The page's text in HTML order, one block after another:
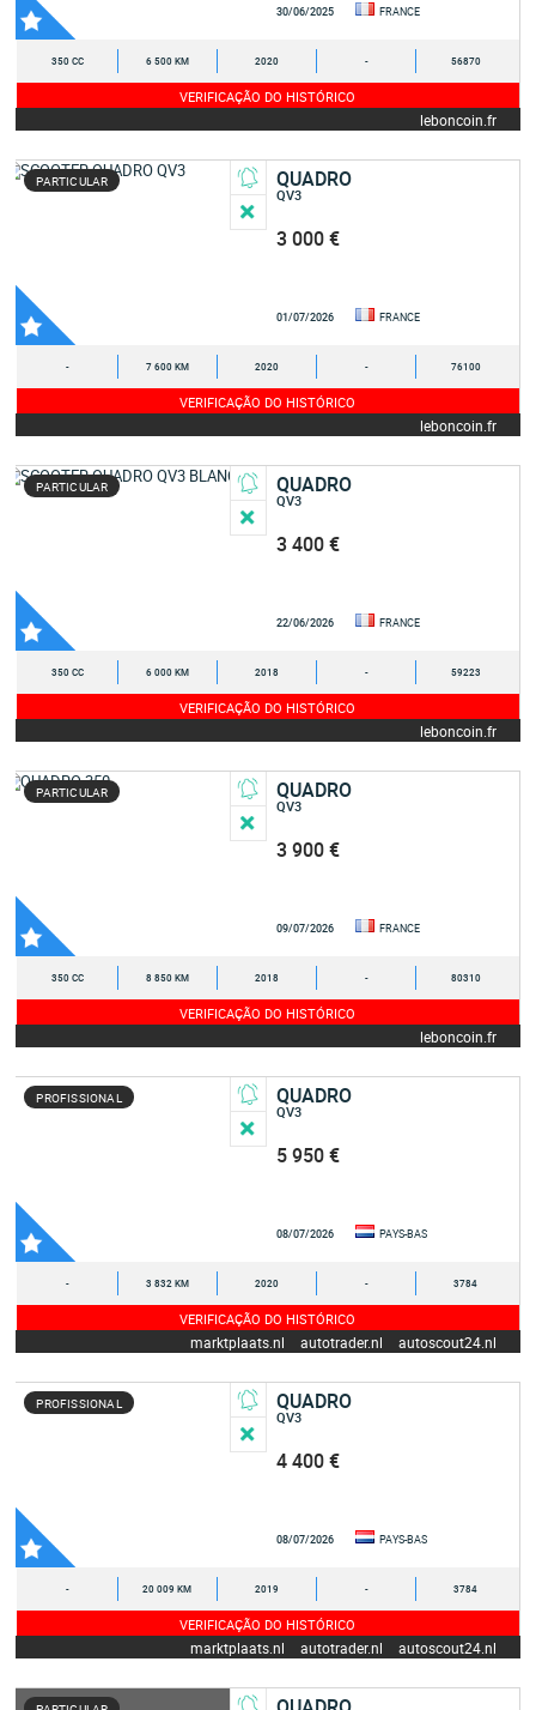
30/06/2025 FRANCE
350 CC 6 500 KM 2020 - 56870
VERIFICAÇÃO DO HISTÓRICO
leboncoin.fr
PARTICULAR QUADRO
QV3
3 000 €
01/07/2026 FRANCE
- 7 600 KM 2020 - 76100
VERIFICAÇÃO DO HISTÓRICO
leboncoin.fr
PARTICULAR QUADRO
QV3
3 400 €
22/06/2026 FRANCE
350 CC 6 000 KM 2018 - 59223
VERIFICAÇÃO DO HISTÓRICO
leboncoin.fr
PARTICULAR QUADRO
QV3
3 900 €
09/07/2026 FRANCE
350 CC 8 850 KM 2018 - 80310
VERIFICAÇÃO DO HISTÓRICO
leboncoin.fr
PROFISSIONAL QUADRO
QV3
5 950 €
08/07/2026 PAYS-BAS
- 3 832 KM 2020 - 3784
VERIFICAÇÃO DO HISTÓRICO
marktplaats.nl autotrader.nl autoscout24.nl
PROFISSIONAL QUADRO
QV3
4 400 €
08/07/2026 PAYS-BAS
- 20 009 KM 2019 - 3784
VERIFICAÇÃO DO HISTÓRICO
marktplaats.nl autotrader.nl autoscout24.nl